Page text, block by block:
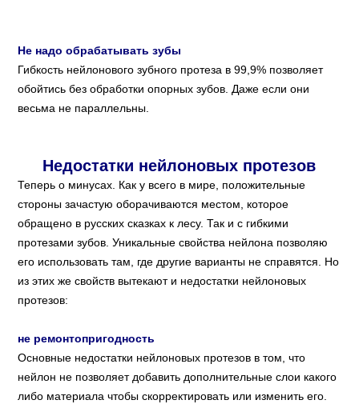
Не надо обрабатывать зубы
Гибкость нейлонового зубного протеза в 99,9% позволяет
обойтись без обработки опорных зубов. Даже если они
весьма не параллельны.
Недостатки нейлоновых протезов
Теперь о минусах. Как у всего в мире, положительные
стороны зачастую оборачиваются местом, которое
обращено в русских сказках к лесу. Так и с гибкими
протезами зубов. Уникальные свойства нейлона позволяю
его использовать там, где другие варианты не справятся. Но
из этих же свойств вытекают и недостатки нейлоновых
протезов:
не ремонтопригодность
Основные недостатки нейлоновых протезов в том, что
нейлон не позволяет добавить дополнительные слои какого
либо материала чтобы скорректировать или изменить его.